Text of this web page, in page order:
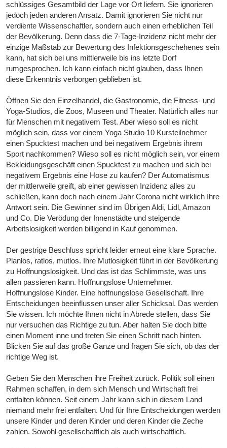
schlüssiges Gesamtbild der Lage vor Ort liefern. Sie ignorieren
jedoch jeden anderen Ansatz. Damit ignorieren Sie nicht nur
verdiente Wissenschaftler, sondern auch einen erheblichen Teil
der Bevölkerung. Denn dass die 7-Tage-Inzidenz nicht mehr der
einzige Maßstab zur Bewertung des Infektionsgeschehenes sein
kann, hat sich bei uns mittlerweile bis ins letzte Dorf
rumgesprochen. Ich kann einfach nicht glauben, dass Ihnen
diese Erkenntnis verborgen geblieben ist.
Öffnen Sie den Einzelhandel, die Gastronomie, die Fitness- und
Yoga-Studios, die Zoos, Museen und Theater. Natürlich alles nur
für Menschen mit negativem Test. Aber wieso soll es nicht
möglich sein, dass vor einem Yoga Studio 10 Kursteilnehmer
einen Spucktest machen und bei negativem Ergebnis ihrem
Sport nachkommen? Wieso soll es nicht möglich sein, vor einem
Bekleidungsgeschäft einen Spucktest zu machen und sich bei
negativem Ergebnis eine Hose zu kaufen? Der Automatismus
der mittlerweile greift, ab einer gewissen Inzidenz alles zu
schließen, kann doch nach einem Jahr Corona nicht wirklich Ihre
Antwort sein. Die Gewinner sind im Übrigen Aldi, Lidl, Amazon
und Co. Die Verödung der Innenstädte und steigende
Arbeitslosigkeit werden billigend in Kauf genommen.
Der gestrige Beschluss spricht leider erneut eine klare Sprache.
Planlos, ratlos, mutlos. Ihre Mutlosigkeit führt in der Bevölkerung
zu Hoffnungslosigkeit. Und das ist das Schlimmste, was uns
allen passieren kann. Hoffnungslose Unternehmer.
Hoffnungslose Kinder. Eine hoffnungslose Gesellschaft. Ihre
Entscheidungen beeinflussen unser aller Schicksal. Das werden
Sie wissen. Ich möchte Ihnen nicht in Abrede stellen, dass Sie
nur versuchen das Richtige zu tun. Aber halten Sie doch bitte
einen Moment inne und treten Sie einen Schritt nach hinten.
Blicken Sie auf das große Ganze und fragen Sie sich, ob das der
richtige Weg ist.
Geben Sie den Menschen ihre Freiheit zurück. Politik soll einen
Rahmen schaffen, in dem sich Mensch und Wirtschaft frei
entfalten können. Seit einem Jahr kann sich in diesem Land
niemand mehr frei entfalten. Und für Ihre Entscheidungen werden
unsere Kinder und deren Kinder und deren Kinder die Zeche
zahlen. Sowohl gesellschaftlich als auch wirtschaftlich.